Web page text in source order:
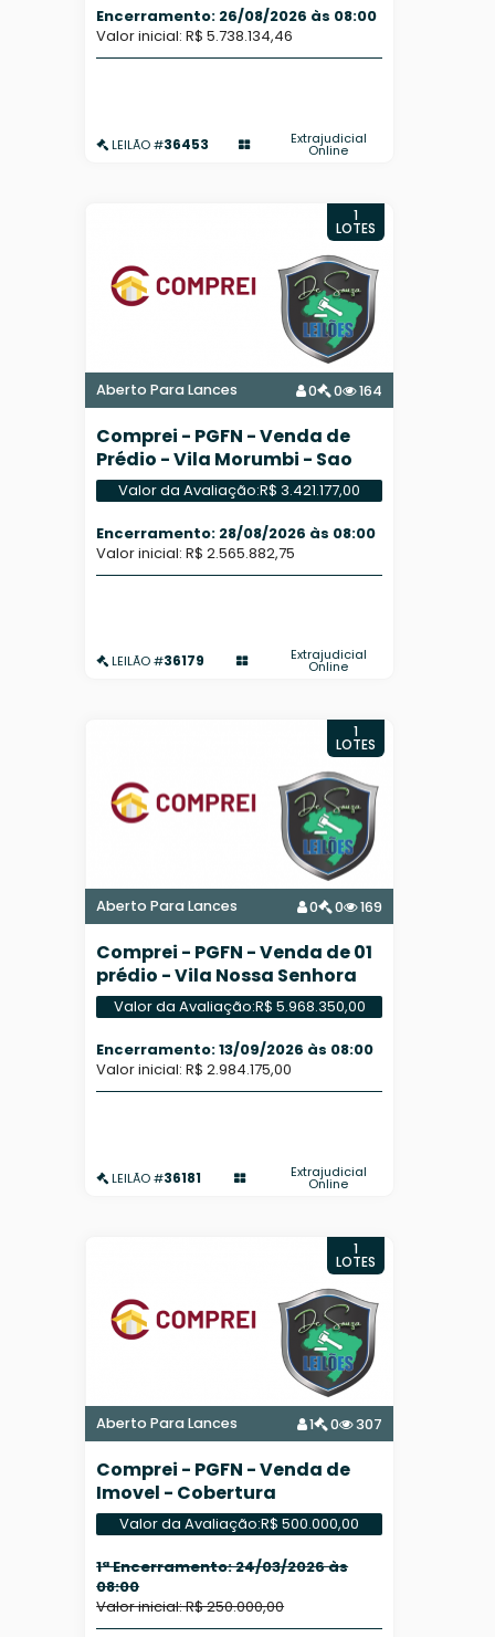
Encerramento: 26/08/2026 às 08:00
Valor inicial: R$ 5.738.134,46
LEILÃO #36453 Extrajudicial
Online
Aberto Para Lances 0 0 164
1
LOTES
Comprei - PGFN - Venda de
Prédio - Vila Morumbi - Sao
Paulo/SP
Valor da Avaliação:R$ 3.421.177,00
Encerramento: 28/08/2026 às 08:00
Valor inicial: R$ 2.565.882,75
LEILÃO #36179 Extrajudicial
Online
Aberto Para Lances 0 0 169
1
LOTES
Comprei - PGFN - Venda de 01
prédio - Vila Nossa Senhora
Do Carmo - Araraquara/SP
Valor da Avaliação:R$ 5.968.350,00
Encerramento: 13/09/2026 às 08:00
Valor inicial: R$ 2.984.175,00
LEILÃO #36181 Extrajudicial
Online
Aberto Para Lances 1 0 307
1
LOTES
Comprei - PGFN - Venda de
Imovel - Cobertura
Valor da Avaliação:R$ 500.000,00
1ª Encerramento: 24/03/2026 às
08:00
Valor inicial: R$ 250.000,00